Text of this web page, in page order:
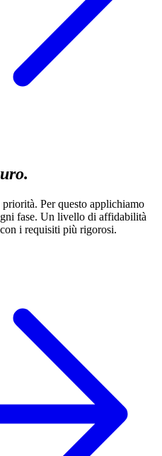
Per questo applichiamo
fase. Un livello di affidabilità
i requisiti più rigorosi.